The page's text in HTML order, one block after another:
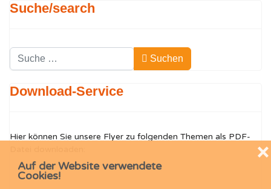
Auf der Website verwendete
Cookies!
❌
Suche/search
Suchen
Suchen
Download-Service
Hier können Sie unsere Flyer zu folgenden Themen als PDF-